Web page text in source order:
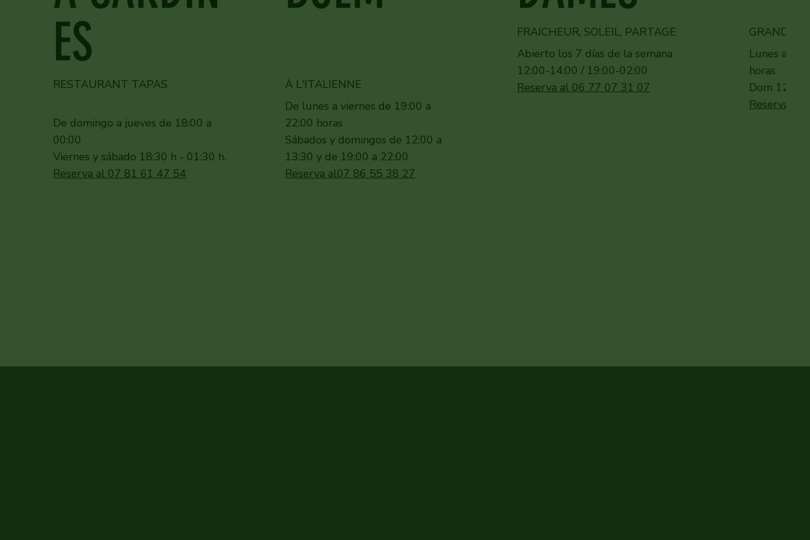
ES
RESTAURANT TAPAS
De domingo a jueves de 18:00 a
00:00
Viernes y sábado 18:30 h - 01:30 h.
Reserva al 07 81 61 47 54
À L'ITALIENNE
De lunes a viernes de 19:00 a
22:00 horas
Sábados y domingos de 12:00 a
13:30 y de 19:00 a 22:00
Reserva al07 86 55 38 27
FRAICHEUR, SOLEIL, PARTAGE
Abierto los 7 días de la semana
12:00-14:00 / 19:00-02:00
Reserva al 06 77 07 31 07
GRANDS
Lunes a
horas
Dom
Reserva al